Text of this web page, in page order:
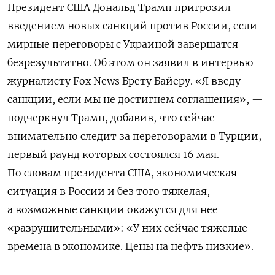
Президент США Дональд Трамп пригрозил
введением новых санкций против России, если
мирные переговоры с Украиной завершатся
безрезультатно. Об этом он заявил в интервью
журналисту Fox News Брету Байеру. «Я введу
санкции, если мы не достигнем соглашения», —
подчеркнул Трамп, добавив, что сейчас
внимательно следит за переговорами в Турции,
первый раунд которых состоялся 16 мая.
По словам президента США, экономическая
ситуация в России и без того тяжелая,
а возможные санкции окажутся для нее
«разрушительными»: «У них сейчас тяжелые
времена в экономике. Цены на нефть низкие».